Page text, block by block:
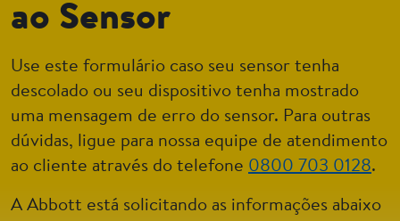
ao Sensor
Use este formulário caso seu sensor tenha
descolado ou seu dispositivo tenha mostrado
uma mensagem de erro do sensor. Para outras
dúvidas, ligue para nossa equipe de atendimento
ao cliente através do telefone 0800 703 0128.
A Abbott está solicitando as informações abaixo